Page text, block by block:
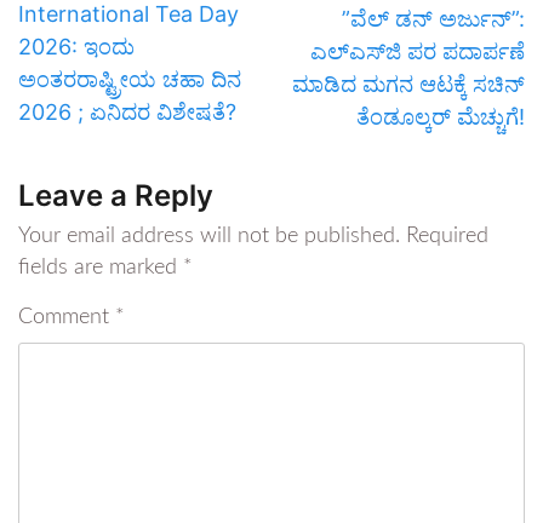
International Tea Day
2026: ಇಂದು
ಅಂತರರಾಷ್ಟ್ರೀಯ ಚಹಾ ದಿನ
2026 ; ಏನಿದರ ವಿಶೇಷತೆ?
​”ವೆಲ್ ಡನ್ ಅರ್ಜುನ್”:
ಎಲ್‌ಎಸ್‌ಜಿ ಪರ ಪದಾರ್ಪಣೆ
ಮಾಡಿದ ಮಗನ ಆಟಕ್ಕೆ ಸಚಿನ್
ತೆಂಡೂಲ್ಕರ್ ಮೆಚ್ಚುಗೆ!
Leave a Reply
Your email address will not be published. Required
fields are marked *
Comment *